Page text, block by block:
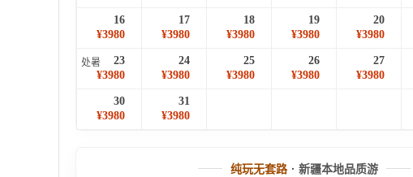
16
¥3980
17
¥3980
18
¥3980
19
¥3980
20
¥3980
处暑
23
¥3980
24
¥3980
25
¥3980
26
¥3980
27
¥3980
30
¥3980
31
¥3980
纯玩无套路 · 新疆本地品质游